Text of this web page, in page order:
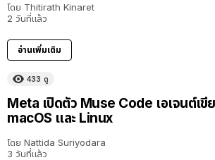
โดย Thitirath Kinaret
2 วันที่แล้ว
อ่านเพิ่มเติม
433 ดู
Meta เปิดตัว Muse Code เอเจนต์เขี
macOS และ Linux
โดย Nattida Suriyodara
3 วันที่แล้ว